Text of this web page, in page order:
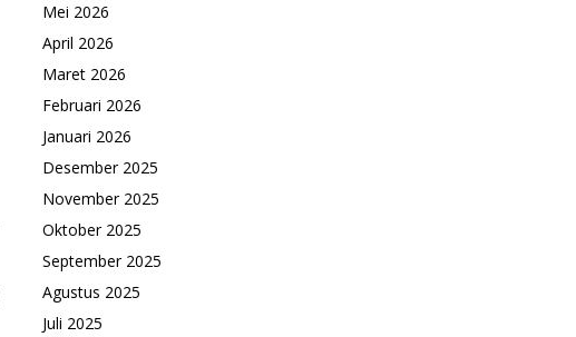
Mei 2026
April 2026
Maret 2026
Februari 2026
Januari 2026
Desember 2025
November 2025
Oktober 2025
September 2025
Agustus 2025
Juli 2025